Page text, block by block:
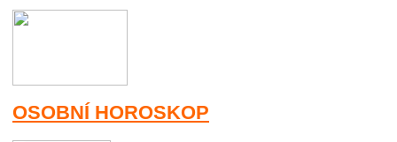
OSOBNÍ HOROSKOP